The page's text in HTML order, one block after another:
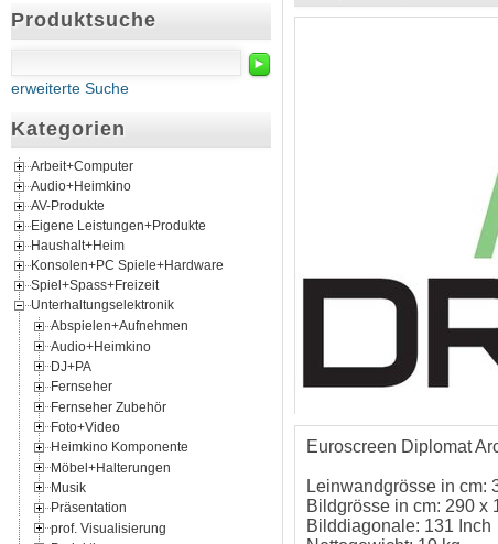
Produktsuche
►
erweiterte Suche
Kategorien
Arbeit+Computer
Audio+Heimkino
AV-Produkte
Eigene Leistungen+Produkte
Haushalt+Heim
Konsolen+PC Spiele+Hardware
Spiel+Spass+Freizeit
Unterhaltungselektronik
Abspielen+Aufnehmen
Audio+Heimkino
DJ+PA
Fernseher
Fernseher Zubehör
Foto+Video
Heimkino Komponente
Möbel+Halterungen
Musik
Präsentation
prof. Visualisierung
Euroscreen Diplomat
Leinwandgrösse in cm:
Bildgrösse in cm: 290 x
Bilddiagonale: 131 Inch